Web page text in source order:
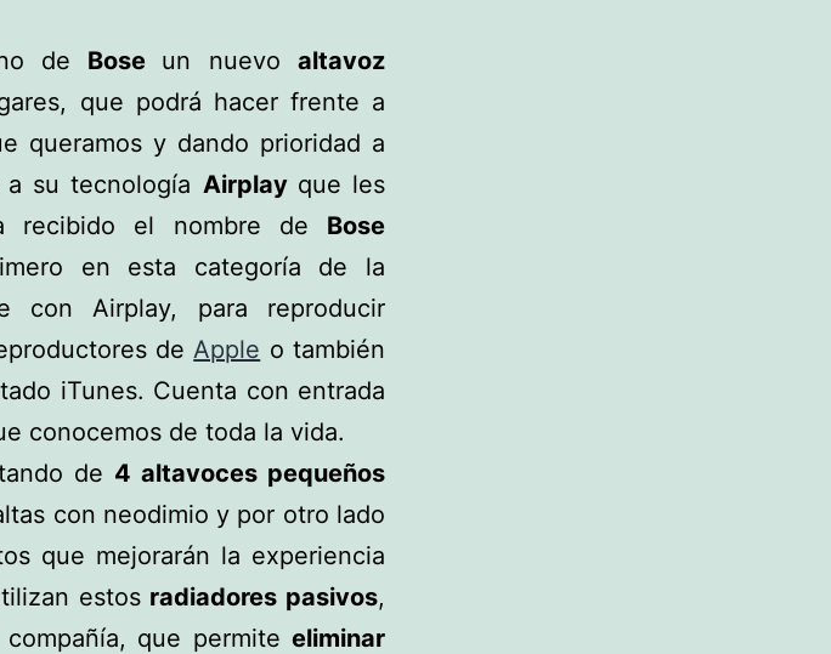
de Bose un nuevoaltavoz
que podrá hacer frente a
queramos y dando prioridad a
a su tecnología Airplay que les
recibido el nombre de Bose
en esta categoría de la
con Airplay, para reproducir
deApple o también
iTunes. Cuenta con entrada
conocemos de toda la vida.
de 4 altavoces pequeños
con neodimio y por otro lado
que mejorarán la experiencia
estos radiadores pasivos,
que permite eliminar